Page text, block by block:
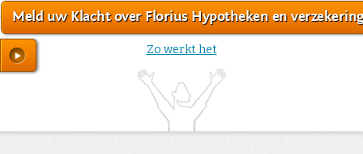
Meld uw Klacht over Florius Hypotheken en
Zo werkt het